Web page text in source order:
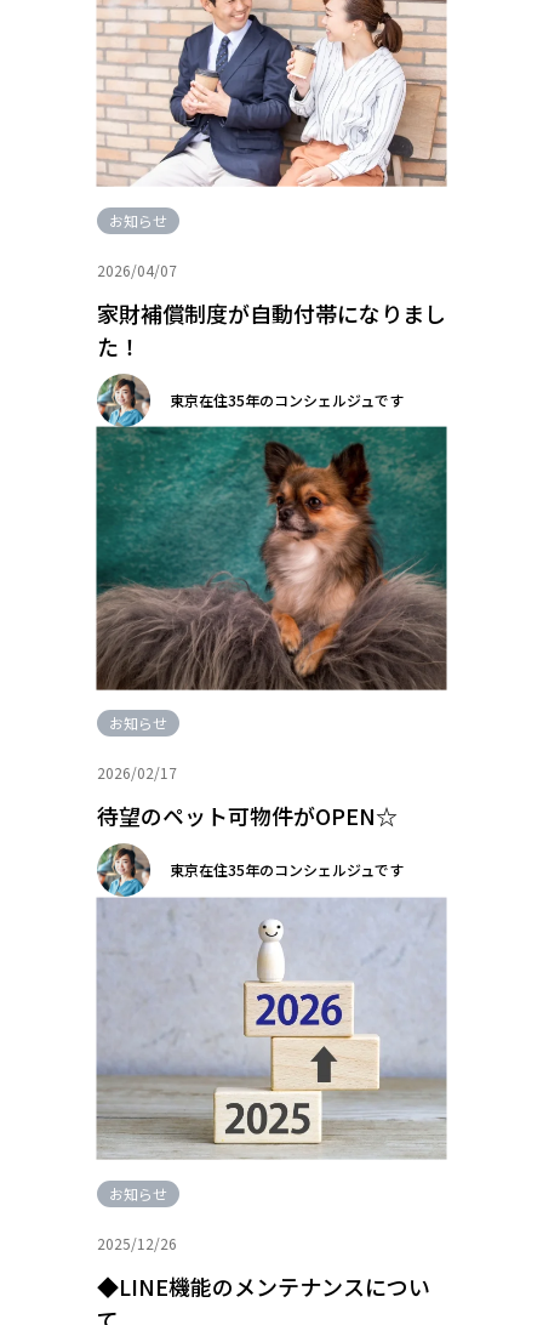
お知らせ
2026/04/07
家財補償制度が自動付帯になりまし
た！
東京在住35年のコンシェルジュです
お知らせ
2026/02/17
待望のペット可物件がOPEN☆
東京在住35年のコンシェルジュです
お知らせ
2025/12/26
◆LINE機能のメンテナンスについ